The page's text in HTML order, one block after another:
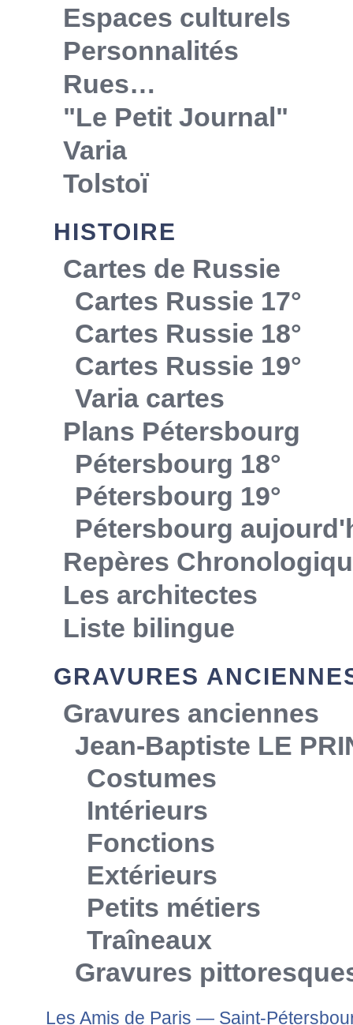
Espaces culturels
Personnalités
Rues…
"Le Petit Journal"
Varia
Tolstoï
HISTOIRE
Cartes de Russie
Cartes Russie 17°
Cartes Russie 18°
Cartes Russie 19°
Varia cartes
Plans Pétersbourg
Pétersbourg 18°
Pétersbourg 19°
Pétersbourg
Repères
Les architectes
Liste bilingue
GRAVURES
Gravures anciennes
Jean-Baptiste LE
Costumes
Intérieurs
Fonctions
Extérieurs
Petits métiers
Traîneaux
Gravures
Les Amis de Paris — Saint-